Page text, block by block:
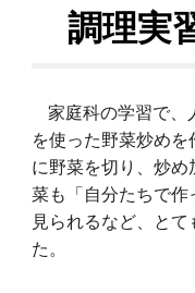
調理実
家庭科の学習で、
を使った野菜炒め
に野菜を切り、炒
菜も「自分たちで
見られるなど、と
た。